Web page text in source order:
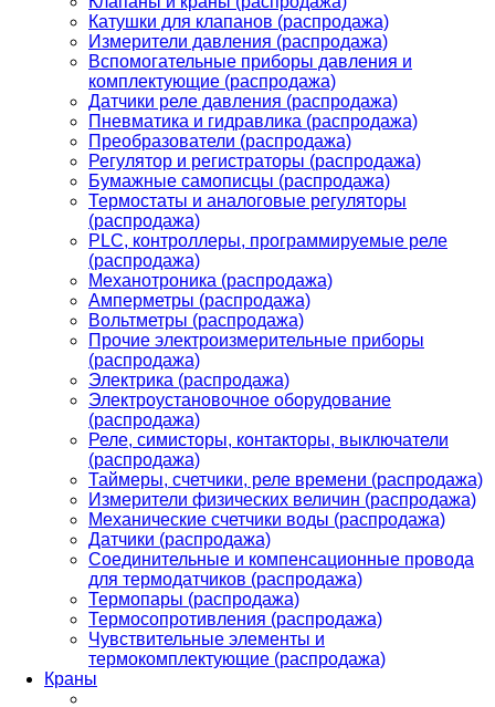
Катушки для клапанов (распродажа)
Измерители давления (распродажа)
Вспомогательные приборы давления и
комплектующие (распродажа)
Датчики реле давления (распродажа)
Пневматика и гидравлика (распродажа)
Преобразователи (распродажа)
Регулятор и регистраторы (распродажа)
Бумажные самописцы (распродажа)
Термостаты и аналоговые регуляторы
(распродажа)
PLС, контроллеры, программируемые реле
(распродажа)
Механотроника (распродажа)
Амперметры (распродажа)
Вольтметры (распродажа)
Прочие электроизмерительные приборы
(распродажа)
Электрика (распродажа)
Электроустановочное оборудование
(распродажа)
Реле, симисторы, контакторы, выключатели
(распродажа)
Таймеры, счетчики, реле времени (распродажа)
Измерители физических величин (распродажа)
Механические счетчики воды (распродажа)
Датчики (распродажа)
Соединительные и компенсационные провода
для термодатчиков (распродажа)
Термопары (распродажа)
Термосопротивления (распродажа)
Чувствительные элементы и
термокомплектующие (распродажа)
Краны